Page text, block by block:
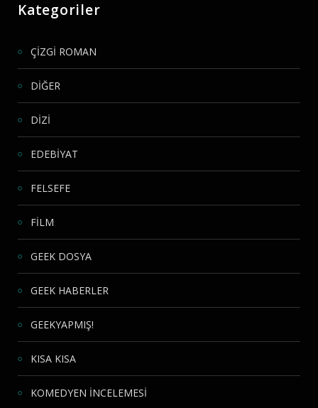
Kategoriler
ÇİZGİ ROMAN
DİĞER
DİZİ
EDEBİYAT
FELSEFE
FİLM
GEEK DOSYA
GEEK HABERLER
GEEKYAPMIŞ!
KISA KISA
KOMEDYEN İNCELEMESİ